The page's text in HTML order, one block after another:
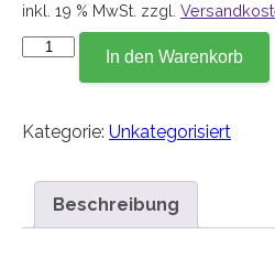
inkl. 19 % MwSt. zzgl.
Koordinate
In den Warenkorb
Kategorie: Unkategorisiert
Beschreibung